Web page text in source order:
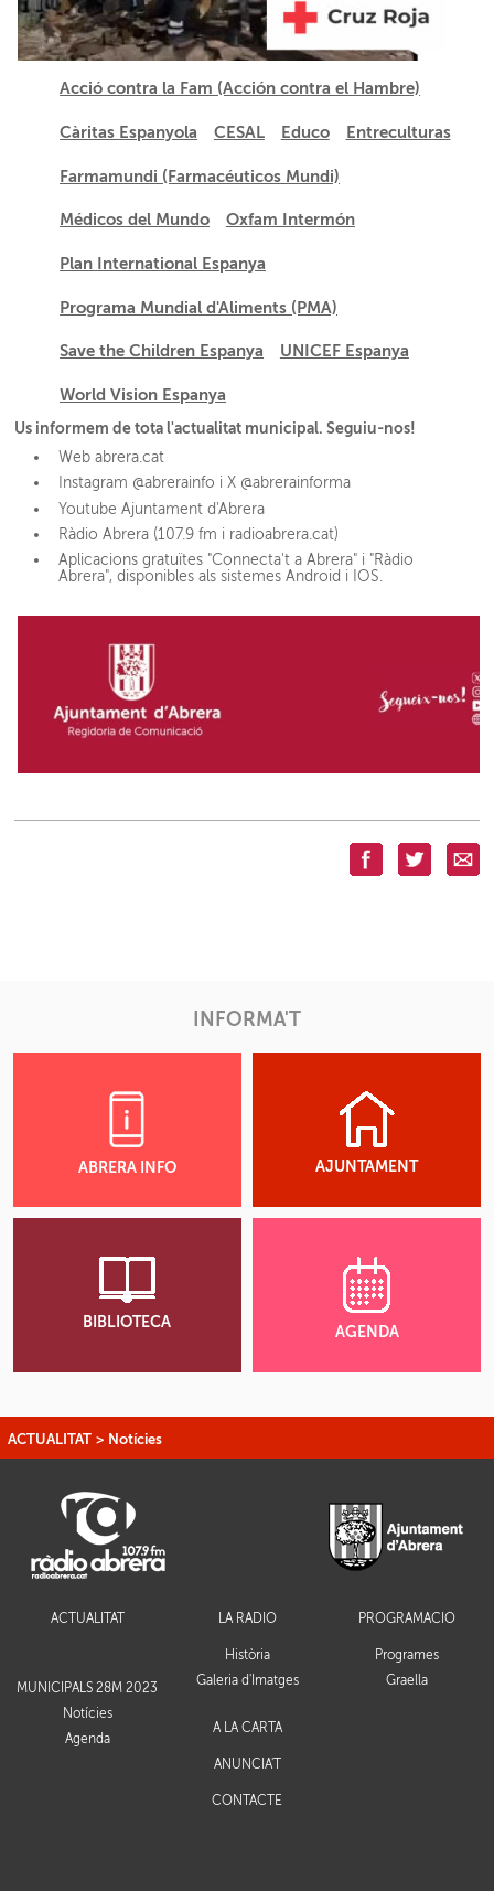
Acció contra la Fam (Acción contra el Hambre)
Càritas Espanyola CESAL Educo Entreculturas
Farmamundi (Farmacéuticos Mundi)
Médicos del Mundo Oxfam Intermón
Plan International Espanya
Programa Mundial d'Aliments (PMA)
Save the Children Espanya UNICEF Espanya
World Vision Espanya
Us informem de tota l'actualitat municipal. Seguiu-nos!
Web abrera.cat
Instagram @abrerainfo i X @abrerainforma
Youtube Ajuntament d'Abrera
Ràdio Abrera (107.9 fm i radioabrera.cat)
Aplicacions gratuïtes "Connecta't a Abrera" i "Ràdio
Abrera", disponibles als sistemes Android i IOS.
INFORMA'T
ABRERA INFO AJUNTAMENT
BIBLIOTECA
AGENDA
ACTUALITAT > Notícies
ACTUALITAT
MUNICIPALS 28M 2023
Notícies
Agenda
LA RÀDIO
Història
Galeria d'Imatges
PROGRAMACIÓ
Programes
Graella
A LA CARTA
ANUNCIA'T
CONTACTE